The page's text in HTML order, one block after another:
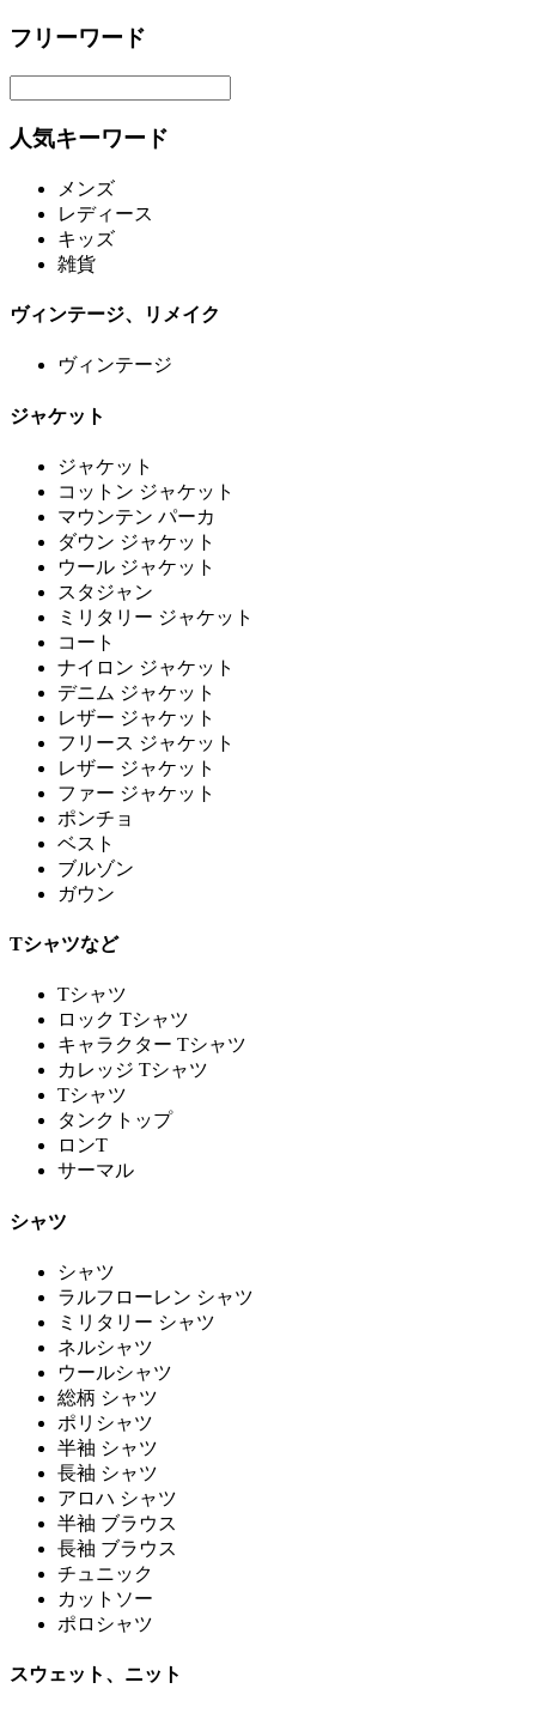
フリーワード
人気キーワード
メンズ
レディース
キッズ
雑貨
ヴィンテージ、リメイク
ヴィンテージ
ジャケット
ジャケット
コットン ジャケット
マウンテン パーカ
ダウン ジャケット
ウール ジャケット
スタジャン
ミリタリー ジャケット
コート
ナイロン ジャケット
デニム ジャケット
レザー ジャケット
フリース ジャケット
レザー ジャケット
ファー ジャケット
ポンチョ
ベスト
ブルゾン
ガウン
Tシャツなど
Tシャツ
ロック Tシャツ
キャラクター Tシャツ
カレッジ Tシャツ
Tシャツ
タンクトップ
ロンT
サーマル
シャツ
シャツ
ラルフローレン シャツ
ミリタリー シャツ
ネルシャツ
ウールシャツ
総柄 シャツ
ポリシャツ
半袖 シャツ
長袖 シャツ
アロハ シャツ
半袖 ブラウス
長袖 ブラウス
チュニック
カットソー
ポロシャツ
スウェット、ニット